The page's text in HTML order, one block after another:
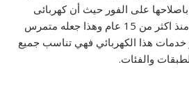
على الفور حيث أن كهربائى
المرسلات بالرياض المجال منذ اكثر من 15 عام وهذا جعله متمرس
خدمات هذا الكهربائي فهي تناسب جميع
والفئات.